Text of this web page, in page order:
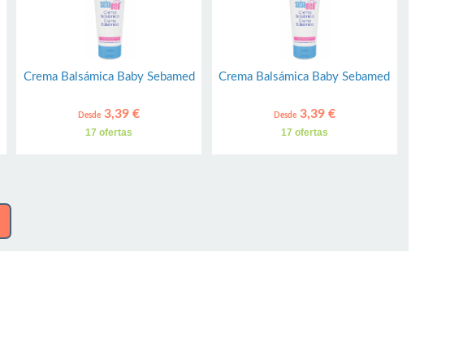
Crema Balsámica Baby Sebamed
Desde 3,39 €
17 ofertas
Crema Balsámica Baby Sebamed
Desde3,39 €
17 ofertas